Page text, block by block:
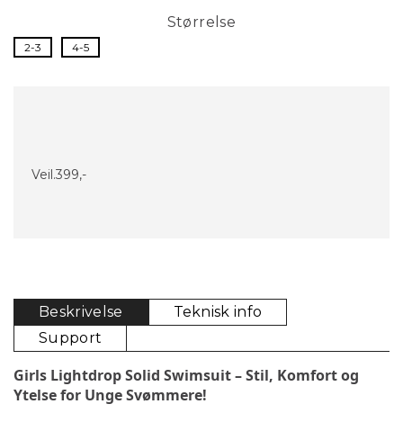
Størrelse
2-3 4-5
Veil.399,-
Beskrivelse
Teknisk info
Support
Girls Lightdrop Solid Swimsuit – Stil, Komfort og
Ytelse for Unge Svømmere!